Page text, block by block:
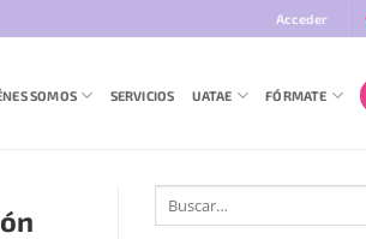
Acceder
SOMOS SERVICIOS UATAE FÓRMATE